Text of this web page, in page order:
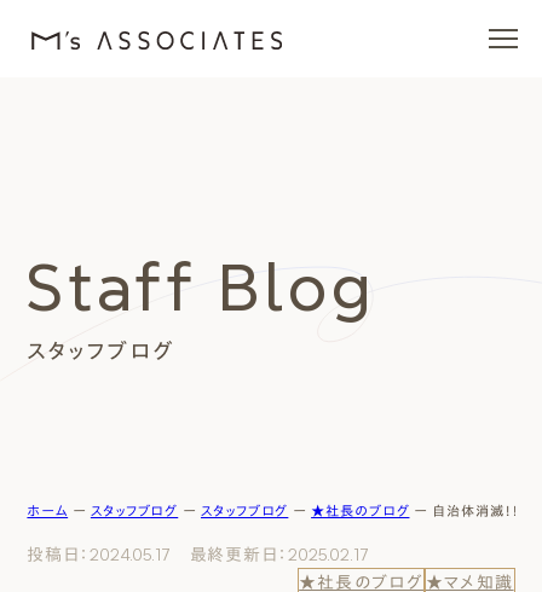
エムズを愛する人たち
施工事例
エムズのこと
スタッフブログ
Staff Blog
ホーム ー スタッフブログ ー スタッフブログ ー ★社長のブログ ー 自治体消滅！！！？
投稿日：2024.05.17 最終更新日：2025.02.17
★社長のブログ ★マメ知識